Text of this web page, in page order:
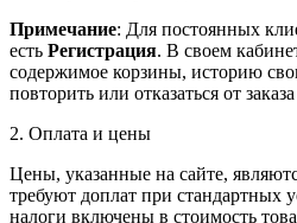
Примечание: Для постоянных
есть Регистрация. В своем
содержимое корзины, историю
повторить или отказаться от
2. Оплата и цены
Цены, указанные на сайте,
требуют доплат при стандартных
налоги включены в стоимость